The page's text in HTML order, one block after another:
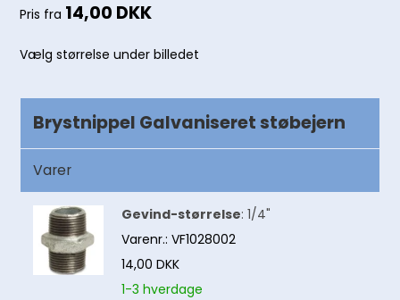
Pris fra 14,00 DKK
Vælg størrelse under billedet
Brystnippel Galvaniseret støbejern
Varer
Gevind-størrelse: 1/4"
Varenr.: VF1028002
14,00 DKK
1-3 hverdage